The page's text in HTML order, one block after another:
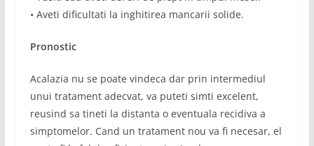
• Aveti dificultati la inghitirea mancarii solide.
Pronostic
Acalazia nu se poate vindeca dar prin intermediul
unui tratament adecvat, va puteti simti excelent,
reusind sa tineti la distanta o eventuala recidiva a
simptomelor. Cand un tratament nou va fi necesar, el